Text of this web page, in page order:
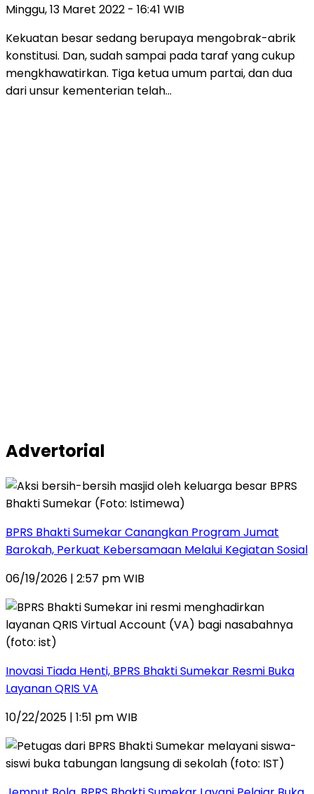
Minggu, 13 Maret 2022 - 16:41 WIB
Kekuatan besar sedang berupaya mengobrak-abrik
konstitusi. Dan, sudah sampai pada taraf yang cukup
mengkhawatirkan. Tiga ketua umum partai, dan dua
dari unsur kementerian telah…
Advertorial
BPRS Bhakti Sumekar Canangkan Program Jumat
Barokah, Perkuat Kebersamaan Melalui Kegiatan Sosial
06/19/2026 | 2:57 pm WIB
Inovasi Tiada Henti, BPRS Bhakti Sumekar Resmi Buka
Layanan QRIS VA
10/22/2025 | 1:51 pm WIB